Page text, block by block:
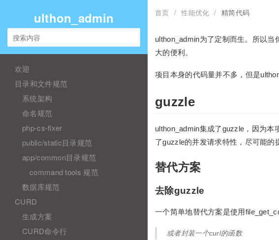
ulthon_admin
欢迎
目录和文件规范
系统架构
命名规范
php-cs-fixer
public/static目录规范
app/common目录规范
command tools 规范
数据库规范
CURD
生成方案
CURD命令行
首页 / 性能优化 / 精简代码
ulthon_admin为了定制而生。所以
大的便利。
项目本身的代码量并不多，但是
guzzle
ulthon_admin集成了guzzle，因为
了guzzle的并发请求特性，尽可能的
替代方案
去除guzzle
一个简单地替代方案是使用
或者封装一个curl的函数